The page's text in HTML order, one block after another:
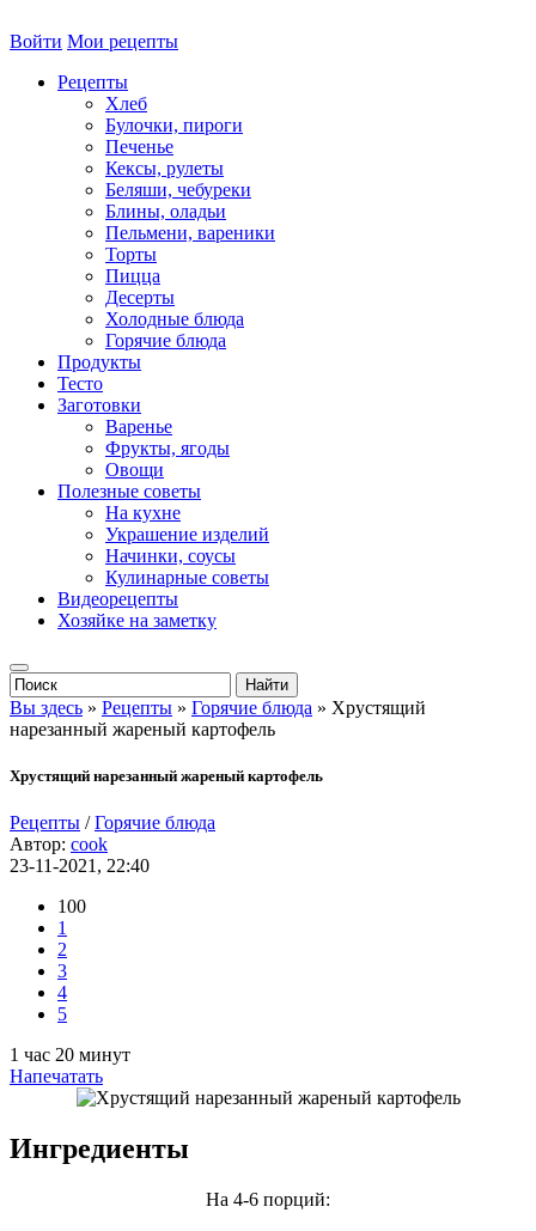
Войти Мои рецепты
Рецепты
Хлеб
Булочки, пироги
Печенье
Кексы, рулеты
Беляши, чебуреки
Блины, оладьи
Пельмени, вареники
Торты
Пицца
Десерты
Холодные блюда
Горячие блюда
Продукты
Тесто
Заготовки
Варенье
Фрукты, ягоды
Овощи
Полезные советы
На кухне
Украшение изделий
Начинки, соусы
Кулинарные советы
Видеорецепты
Хозяйке на заметку
Вы здесь » Рецепты » Горячие блюда » Хрустящий
нарезанный жареный картофель
Хрустящий нарезанный жареный картофель
Рецепты /Горячие блюда
Автор: cook
23-11-2021, 22:40
100
1
2
3
4
5
1 час 20 минут
Напечатать
Ингредиенты
На 4-6 порций: